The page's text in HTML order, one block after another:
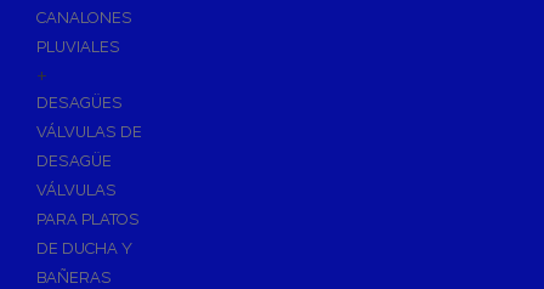
CANALONES
PLUVIALES
+
DESAGÜES
VÁLVULAS DE
DESAGÜE
VÁLVULAS
PARA PLATOS
DE DUCHA Y
BAÑERAS